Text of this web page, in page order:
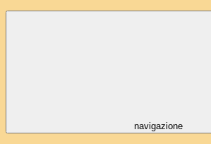
navigazione